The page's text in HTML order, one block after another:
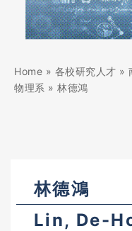
Home » 各校研究人才 »
物理系 » 林德鴻
林德鴻
Lin, De-